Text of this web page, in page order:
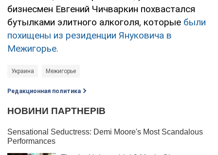
бизнесмен Евгений Чичваркин похвастался
бутылками элитного алкоголя, которые были
похищены из резиденции Януковича в
Межигорье.
Украина Межигорье
Редакционная политика